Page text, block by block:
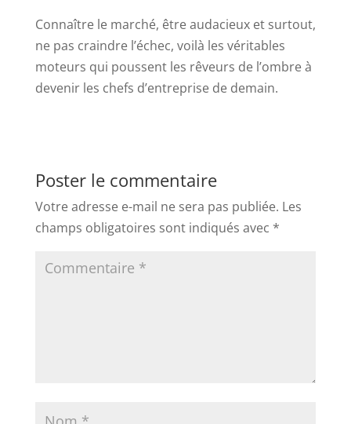
Connaître le marché, être audacieux et surtout,
ne pas craindre l’échec, voilà les véritables
moteurs qui poussent les rêveurs de l’ombre à
devenir les chefs d’entreprise de demain.
Poster le commentaire
Votre adresse e-mail ne sera pas publiée. Les
champs obligatoires sont indiqués avec *